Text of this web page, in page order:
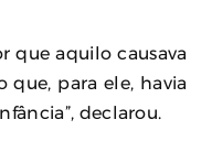
que aquilo causava
que, para ele, havia
declarou.